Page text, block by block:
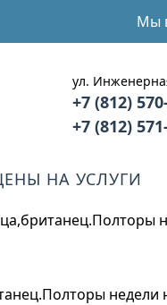
Мы
ул.
+7 (812)
+7 (812)
НА УСЛУГИ